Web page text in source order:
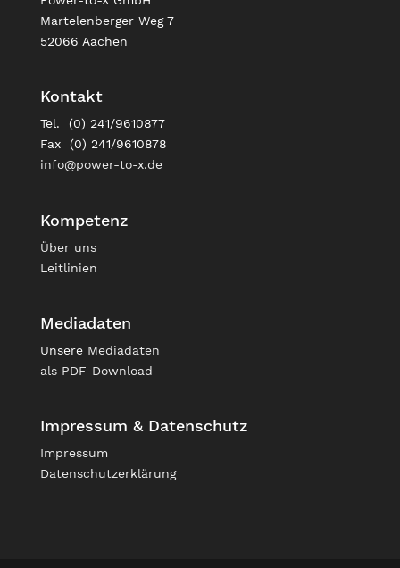
Martelenberger Weg 7
52066 Aachen
Kontakt
Tel. (0) 241/9610877
Fax (0) 241/9610878
info@power-to-x.de
Kompetenz
Über uns
Leitlinien
Mediadaten
Unsere Mediadaten
als PDF-Download
Impressum & Datenschutz
Impressum
Datenschutzerklärung